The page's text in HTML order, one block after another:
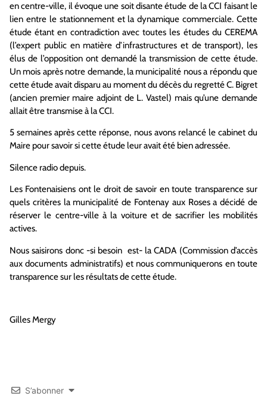
en centre-ville, il évoque une soit disante étude de la CCI faisant le
lien entre le stationnement et la dynamique commerciale. Cette
étude étant en contradiction avec toutes les études du CEREMA
(l’expert public en matière d’infrastructures et de transport), les
élus de l’opposition ont demandé la transmission de cette étude.
Un mois après notre demande, la municipalité nous a répondu que
cette étude avait disparu au moment du décès du regretté C. Bigret
(ancien premier maire adjoint de L. Vastel) mais qu’une demande
allait être transmise à la CCI.
5 semaines après cette réponse, nous avons relancé le cabinet du
Maire pour savoir si cette étude leur avait été bien adressée.
Silence radio depuis.
Les Fontenaisiens ont le droit de savoir en toute transparence sur
quels critères la municipalité de Fontenay aux Roses a décidé de
réserver le centre-ville à la voiture et de sacrifier les mobilités
actives.
Nous saisirons donc -si besoin est- la CADA (Commission d’accès
aux documents administratifs) et nous communiquerons en toute
transparence sur les résultats de cette étude.
Gilles Mergy
S’abonner